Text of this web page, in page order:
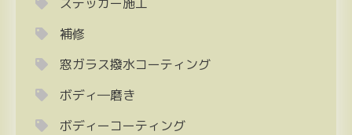
ステッカー施工
補修
窓ガラス撥水コーティング
ボディ―磨き
ボディーコーティング